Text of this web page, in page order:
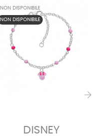
NON DISPONIBILE
NON DISPONIBILE
DISNEY